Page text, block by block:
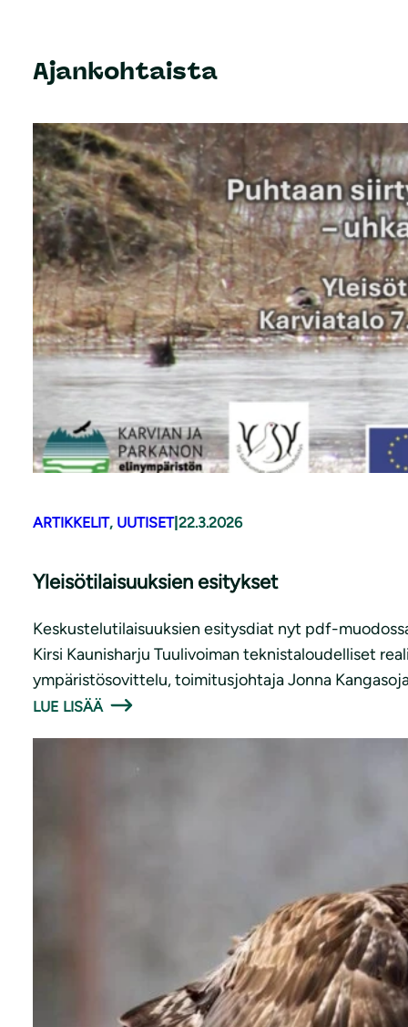
Ajankohtaista
ARTIKKELIT, UUTISET| 22.3.2026
Yleisötilaisuuksien esitykset
Keskustelutilaisuuksien esitysdiat nyt pdf-
Kirsi Kaunisharju Tuulivoiman teknistaloudelliset
ympäristösovittelu, toimitusjohtaja Jonna
LUE LISÄÄ